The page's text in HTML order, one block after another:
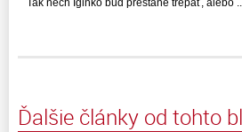
Tak nech Iginko buď prestane trepať, alebo
Ďalšie články od tohto